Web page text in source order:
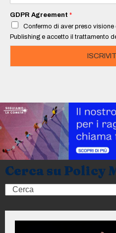
a
i
*
GDPR Agreement *
Confermo di aver preso
Publishing e accetto il trattamento
Cerca su Policy
Search